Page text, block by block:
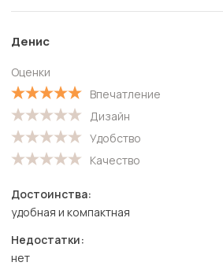
Денис
Оценки
Впечатление
Дизайн
Удобство
Качество
Достоинства:
удобная и компактная
Недостатки:
нет